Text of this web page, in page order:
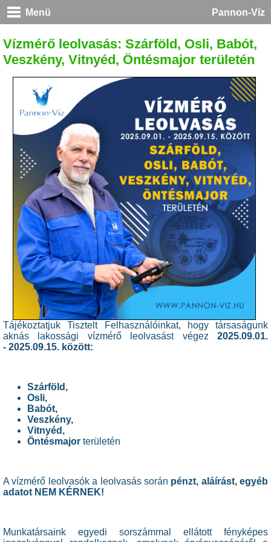
Menü Pannon-Víz
Vízmérő leolvasás: Szárföld, Osli, Babót,
Veszkény, Vitnyéd, Öntésmajor területén
Tájékoztatjuk Tisztelt Felhasználóinkat, hogy társaságunk
aknás lakossági vízmérő leolvasást végez 2025.09.01.
- 2025.09.15. között:
Szárföld,
Osli,
Babót,
Veszkény,
Vitnyéd,
Öntésmajor területén
A vízmérő leolvasók a leolvasás során pénzt, aláírást, egyéb
adatot NEM KÉRNEK!
Munkatársaink egyedi sorszámmal ellátott fényképes